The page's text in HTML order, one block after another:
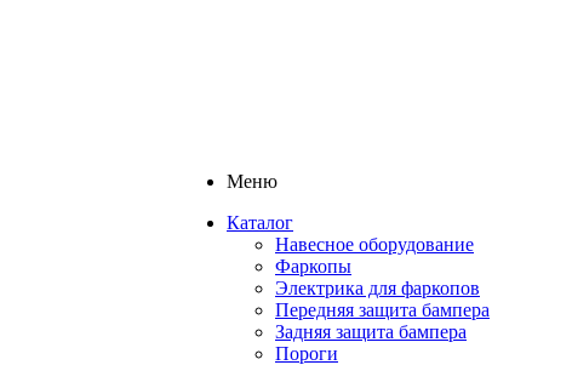
Меню
Каталог
Навесное оборудование
Фаркопы
Электрика для фаркопов
Передняя защита бампера
Задняя защита бампера
Пороги